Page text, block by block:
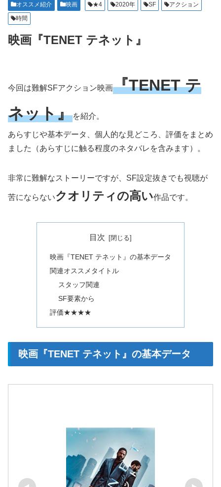
オススメ紹介 映画 ★4 2020年 SF
アクション
時間
映画『TENET テネット』
今回は難解SFアクション映画『TENET テ
ネット』を紹介。
あらすじや基本データ、個人的な見どころ、評価をまとめ
ました（あらすじに触る程度のネタバレを含みます）。
非常に難解なストーリーですが、SF設定抜きでも視聴が
苦にならないクオリティの高い作品です。
目次
映画『TENET テネット』の基本データ
関連オススメタイトル
スタッフ関連
SF要素から
評価★★★★
映画『TENET テネット』の基本データ